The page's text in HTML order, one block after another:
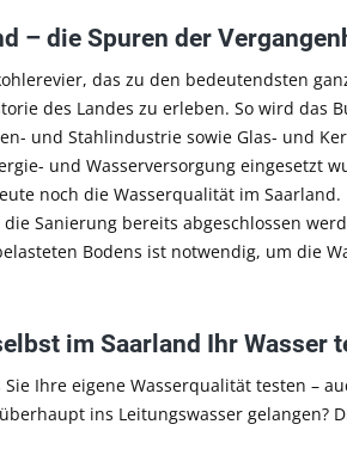
– die Spuren der
das zu den bedeutendsten
des Landes zu erleben. So wird das
und Stahlindustrie sowie Glas- und
und Wasserversorgung eingesetzt
noch die Wasserqualität im
Sanierung bereits abgeschlossen
Bodens ist notwendig, um die
im Saarland Ihr Wasser
Ihre eigene Wasserqualität testen –
ins Leitungswasser gelangen?